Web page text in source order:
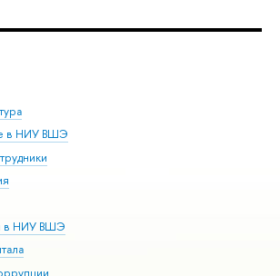
в НИУ ВШЭ
в НИУ ВШЭ